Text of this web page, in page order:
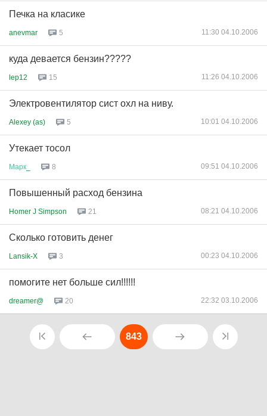
Печка на класике
anevmar 5 11:30 04.10.2006
куда девается бензин?????
lep12 15 11:26 04.10.2006
Электровентилятор сист охл на ниву.
Alexey (as) 5 10:01 04.10.2006
Утекает тосол
Марк 8 09:51 04.10.2006
Повышенный расход бензина
Homer J Simpson 21 08:21 04.10.2006
Сколько готовить денег
Lansik-X 3 00:23 04.10.2006
помогите нет больше сил!!!!!!
dreamer@ 20 22:32 03.10.2006
843